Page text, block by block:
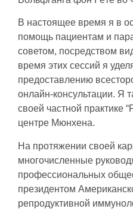
В настоящее время я в
помощь пациентам и
советом, посредством
время этих сессий я
предоставлению
онлайн-консультации. Я
своей частной практике
центре Мюнхена.
На протяжении своей
многочисленные
профессиональных
президентом
репродуктивной